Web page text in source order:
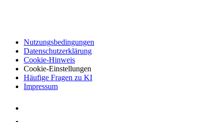
Nutzungsbedingungen
Datenschutzerklärung
Cookie-Hinweis
Cookie-Einstellungen
Häufige Fragen zu KI
Impressum